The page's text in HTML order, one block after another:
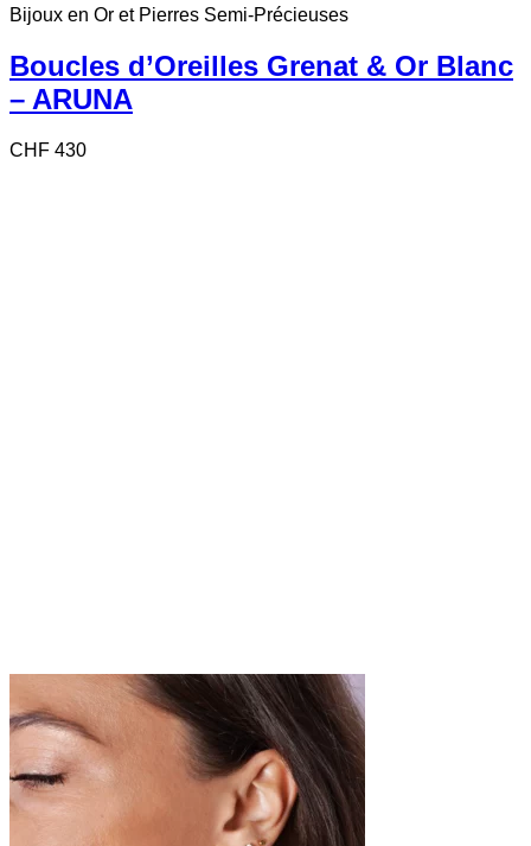
Bijoux en Or et Pierres Semi-Précieuses
Boucles d’Oreilles Grenat & Or Blanc
– ARUNA
CHF 430